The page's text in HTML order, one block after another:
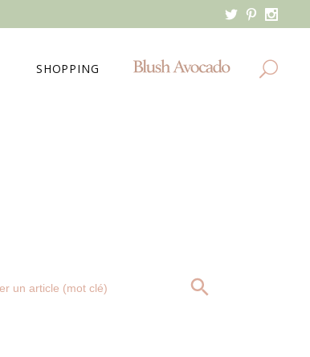
SHOPPING
SEARCH BUTTON